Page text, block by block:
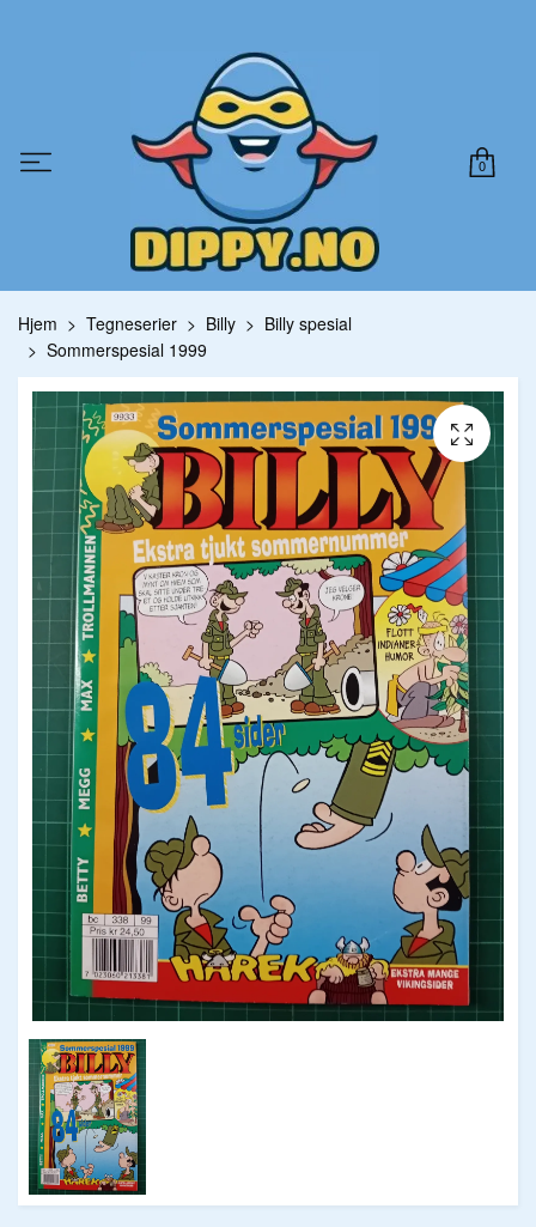
0
Hjem Tegneserier Billy
Billy spesial
Sommerspesial 1999